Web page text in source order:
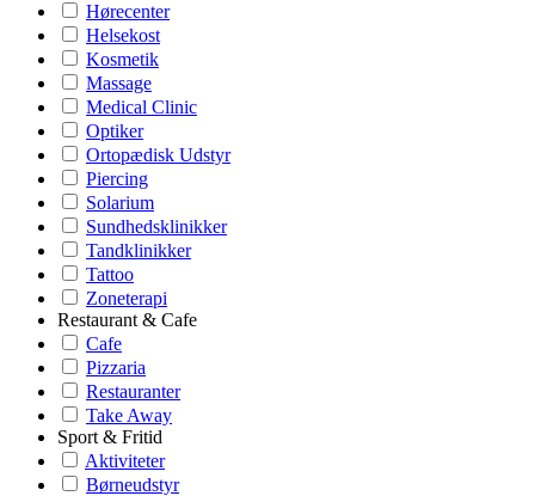
Hørecenter
Helsekost
Kosmetik
Massage
Medical Clinic
Optiker
Ortopædisk Udstyr
Piercing
Solarium
Sundhedsklinikker
Tandklinikker
Tattoo
Zoneterapi
Restaurant & Cafe
Cafe
Pizzaria
Restauranter
Take Away
Sport & Fritid
Aktiviteter
Børneudstyr